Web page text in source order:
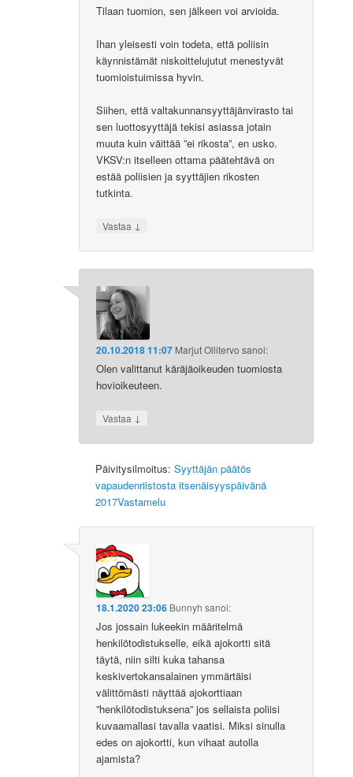
Tilaan tuomion, sen jälkeen voi arvioida.
Ihan yleisesti voin todeta, että poliisin
käynnistämät niskoittelujutut menestyvät
tuomioistuimissa hyvin.
Siihen, että valtakunnansyyttäjänvirasto tai
sen luottosyyttäjä tekisi asiassa jotain
muuta kuin väittää ”ei rikosta”, en usko.
VKSV:n itselleen ottama päätehtävä on
estää poliisien ja syyttäjien rikosten
tutkinta.
Vastaa ↓
20.10.2018 11:07 Marjut Ollitervo sanoi:
Olen valittanut käräjäoikeuden tuomiosta
hovioikeuteen.
Vastaa ↓
Päivitysilmoitus:Syyttäjän päätös
vapaudenriistosta itsenäisyyspäivänä
2017Vastamelu
18.1.2020 23:06 Bunnyh sanoi:
Jos jossain lukeekin määritelmä
henkilötodistukselle, eikä ajokortti sitä
täytä, niin silti kuka tahansa
keskivertokansalainen ymmärtäisi
välittömästi näyttää ajokorttiaan
”henkilötodistuksena” jos sellaista poliisi
kuvaamallasi tavalla vaatisi. Miksi sinulla
edes on ajokortti, kun vihaat autolla
ajamista?